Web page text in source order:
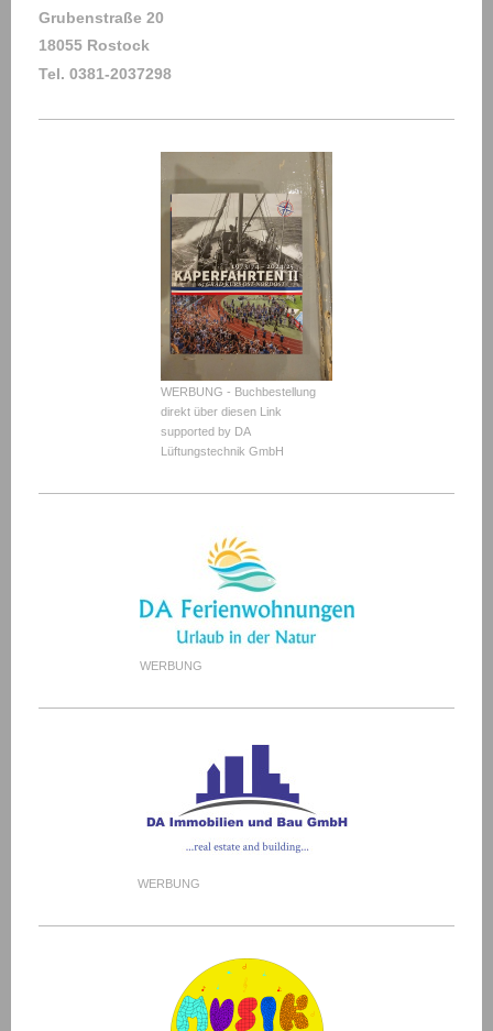
Grubenstraße 20
18055 Rostock
Tel. 0381-2037298
WERBUNG - Buchbestellung
direkt über diesen Link
supported by DA
Lüftungstechnik GmbH
WERBUNG
WERBUNG